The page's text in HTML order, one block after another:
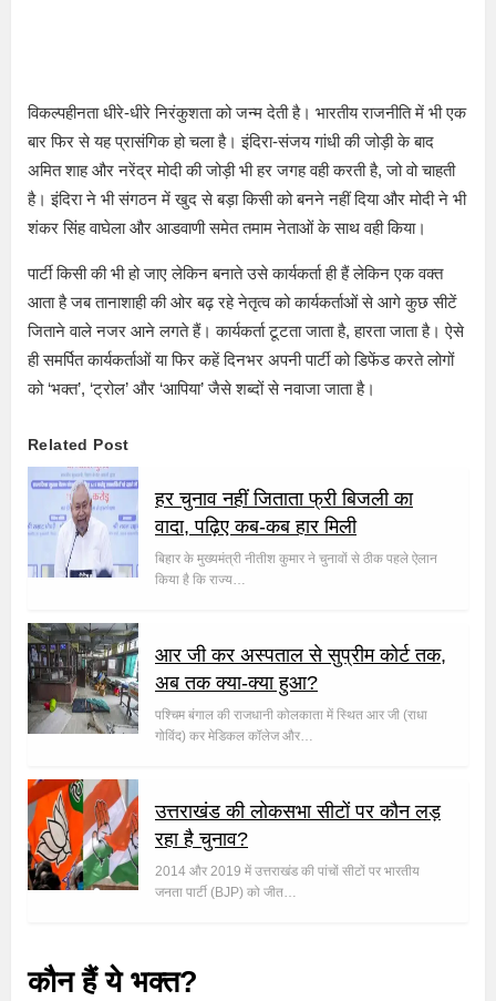
विकल्पहीनता धीरे-धीरे निरंकुशता को जन्म देती है। भारतीय राजनीति में भी एक
बार फिर से यह प्रासंगिक हो चला है। इंदिरा-संजय गांधी की जोड़ी के बाद
अमित शाह और नरेंद्र मोदी की जोड़ी भी हर जगह वही करती है, जो वो चाहती
है। इंदिरा ने भी संगठन में खुद से बड़ा किसी को बनने नहीं दिया और मोदी ने भी
शंकर सिंह वाघेला और आडवाणी समेत तमाम नेताओं के साथ वही किया।
पार्टी किसी की भी हो जाए लेकिन बनाते उसे कार्यकर्ता ही हैं लेकिन एक वक्त
आता है जब तानाशाही की ओर बढ़ रहे नेतृत्व को कार्यकर्ताओं से आगे कुछ सीटें
जिताने वाले नजर आने लगते हैं। कार्यकर्ता टूटता जाता है, हारता जाता है। ऐसे
ही समर्पित कार्यकर्ताओं या फिर कहें दिनभर अपनी पार्टी को डिफेंड करते लोगों
को ‘भक्त’, ‘ट्रोल’ और ‘आपिया’ जैसे शब्दों से नवाजा जाता है।
Related Post
हर चुनाव नहीं जिताता फ्री बिजली का
वादा, पढ़िए कब-कब हार मिली
बिहार के मुख्यमंत्री नीतीश कुमार ने चुनावों से ठीक पहले ऐलान
किया है कि राज्य…
आर जी कर अस्पताल से सुप्रीम कोर्ट तक,
अब तक क्या-क्या हुआ?
पश्चिम बंगाल की राजधानी कोलकाता में स्थित आर जी (राधा
गोविंद) कर मेडिकल कॉलेज और…
उत्तराखंड की लोकसभा सीटों पर कौन लड़
रहा है चुनाव?
2014 और 2019 में उत्तराखंड की पांचों सीटों पर भारतीय
जनता पार्टी (BJP) को जीत…
कौन हैं ये भक्त?